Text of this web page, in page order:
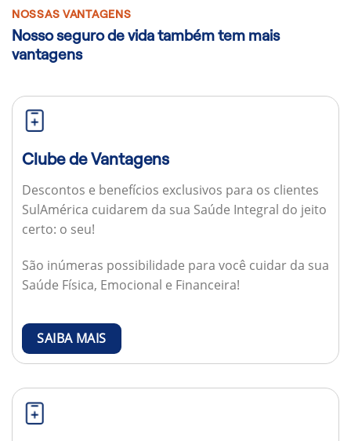
NOSSAS VANTAGENS
Nosso seguro de vida também tem mais
vantagens
Clube de Vantagens
Descontos e benefícios exclusivos para os clientes
SulAmérica cuidarem da sua Saúde Integral do jeito
certo: o seu!
São inúmeras possibilidade para você cuidar da sua
Saúde Física, Emocional e Financeira!
SAIBA MAIS